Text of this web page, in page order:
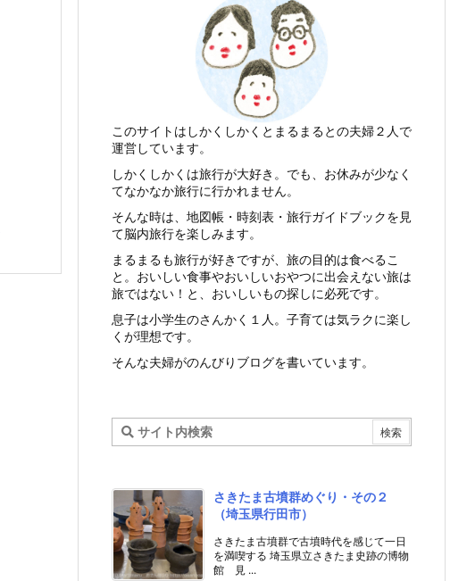
このサイトはしかくしかくとまるまるとの夫婦２人で
運営しています。
しかくしかくは旅行が大好き。でも、お休みが少なく
てなかなか旅行に行かれません。
そんな時は、地図帳・時刻表・旅行ガイドブックを見
て脳内旅行を楽しみます。
まるまるも旅行が好きですが、旅の目的は食べるこ
と。おいしい食事やおいしいおやつに出会えない旅は
旅ではない！と、おいしいもの探しに必死です。
息子は小学生のさんかく１人。子育ては気ラクに楽し
くが理想です。
そんな夫婦がのんびりブログを書いています。
さきたま古墳群めぐり・その２
（埼玉県行田市）
さきたま古墳群で古墳時代を感じて一日
を満喫する 埼玉県立さきたま史跡の博物
館 見 ...